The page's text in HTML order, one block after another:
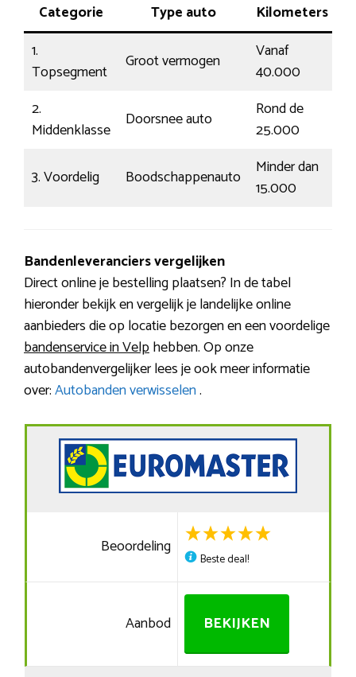
Categorie Type auto Kilometers
1.
Topsegment
Groot vermogen
Vanaf
40.000
2.
Middenklasse
Doorsnee auto
Rond de
25.000
3. Voordelig Boodschappenauto
Minder dan
15.000
Bandenleveranciers vergelijken
Direct online je bestelling plaatsen? In de tabel
hieronder bekijk en vergelijk je landelijke online
aanbieders die op locatie bezorgen en een voordelige
bandenservice in Velphebben. Op onze
autobandenvergelijker lees je ook meer informatie
over:Autobanden verwisselen.
Beoordeling
Beste deal!
Aanbod BEKIJKEN